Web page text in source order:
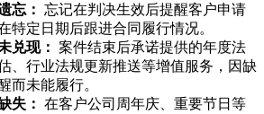
忘： 忘记在判决生效后提醒客户申请
特定日期后跟进合同履行情况。
兑现： 案件结束后承诺提供的年度法
、行业法规更新推送等增值服务，因缺
而未能履行。
失： 在客户公司周年庆、重要节日等